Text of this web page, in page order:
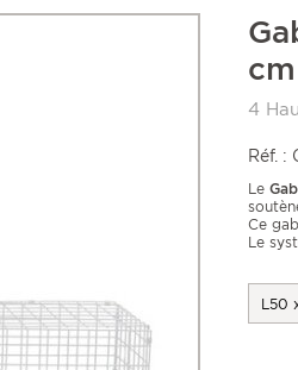
cm
4
Réf. :
Le
Ce
Le